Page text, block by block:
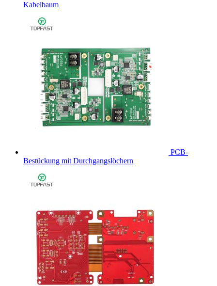
Kabelbaum
PCB-
Bestückung mit Durchgangslöchern